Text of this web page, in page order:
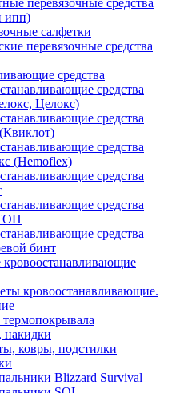
перевязочные средства
ипп)
салфетки
перевязочные средства
средства
средства
Целокс)
средства
средства
(Hemoflex)
средства
средства
средства
бинт
кровоостанавливающие.
ковры, подстилки
Blizzard Survival